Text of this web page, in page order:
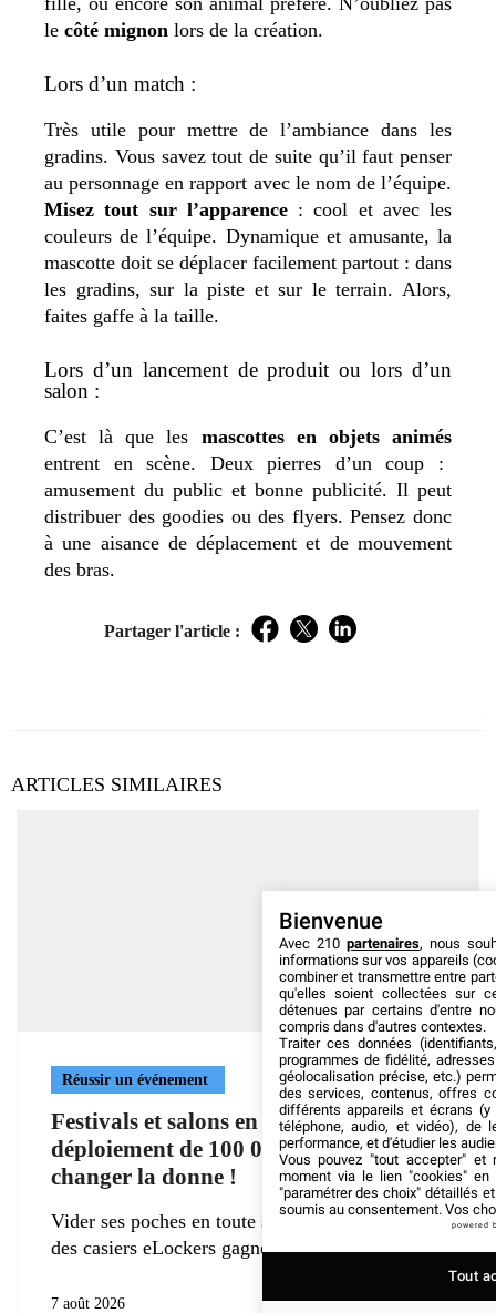
le côté mignon lors de la création.
Lors d’un match :
Très utile pour mettre de l’ambiance dans les
gradins. Vous savez tout de suite qu’il faut penser
au personnage en rapport avec le nom de l’équipe.
Misez tout sur l’apparence: cool et avec les
couleurs de l’équipe. Dynamique et amusante, la
mascotte doit se déplacer facilement partout : dans
les gradins, sur la piste et sur le terrain. Alors,
faites gaffe à la taille.
Lors d’un lancement de produit ou lors d’un
salon :
C’est là que les mascottes en objets animés
entrent en scène. Deux pierres d’un coup :
amusement du public et bonne publicité. Il peut
distribuer des goodies ou des flyers. Pensez donc
à une aisance de déplacement et de mouvement
des bras.
Partager l'article : Facebook
TwitterLinkedIn
ARTICLES SIMILAIRES
Réussir un événement
Festivals et salons en Europe : le
déploiement de 100 000 eLockers va
changer la donne !
Vider ses poches en toute sécurité : la déferlante
des casiers eLockers gagne
7 août 2026
Bienvenue
Avec 210 partenaires, nous
informations sur vos appareils
combiner et transmettre entre
qu'elles soient collectées sur
détenues par certains d'entre
compris dans d'autres contextes.
Traiter ces données
programmes de fidélité,
géolocalisation précise, etc.)
des services, contenus, offres
différents appareils et écrans (y
téléphone, audio, et vidéo), de
performance, et d'étudier les
Vous pouvez "tout accepter" et
moment via le lien "cookies" en
"paramétrer des choix" détaillés
soumis au consentement. Vos
powered
Tout